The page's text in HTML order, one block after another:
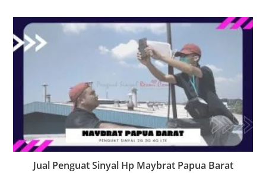
Jual Penguat Sinyal Hp Maybrat Papua Barat